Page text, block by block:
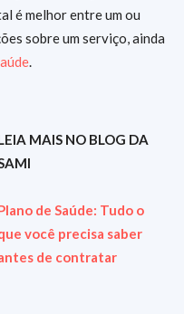
é melhor entre um ou
sobre um serviço, ainda
.
MAIS NO BLOG DA
de Saúde: Tudo o
você precisa saber
de contratar